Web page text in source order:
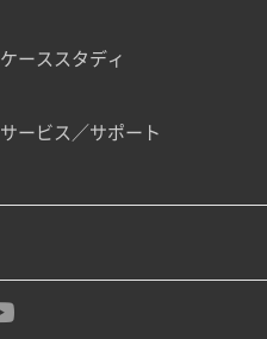
ケーススタディ
サービス／サポート